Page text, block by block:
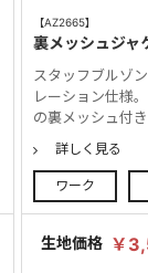
【AZ2665】
裏メッシュジャ
スタッフブルゾ
レーション仕様
の裏メッシュ付
詳しく見る
ワーク
生地価格 ￥